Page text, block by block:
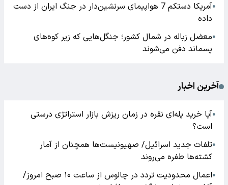
●
آمریکا دستکم 7 هواپیمای سرنشین‌دار در جنگ ایران از دست
داده
●معضل زباله در شمال کشور؛ جنگل‌هایی که زیر کوه‌های
پسماند دفن می‌شوند
آخرین اخبار
●آیا خرید پله‌ای نقره در زمان ریزش بازار استراتژی درستی
است؟
●تلفات جدید اسرائیل/ صهیونیست‌ها همچنان از آمار
کشته‌ها طفره می‌روند
●
اعمال محدودیت تردد در چالوس از ساعت ۱۰ صبح امروز/